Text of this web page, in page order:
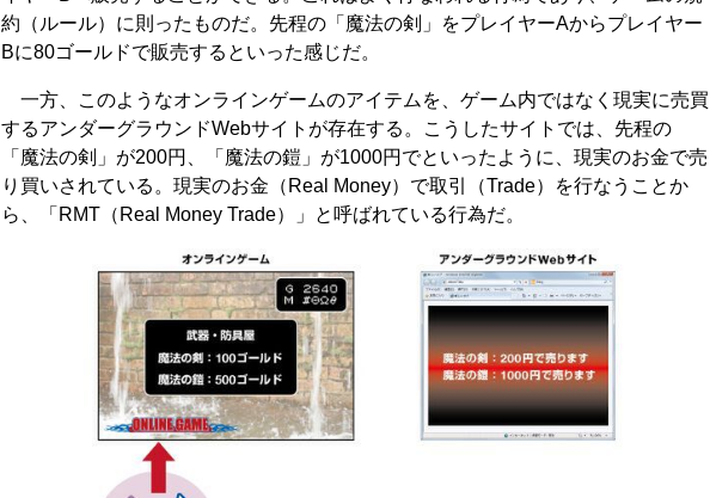
約（ルール）に則ったものだ。先程の「魔法の剣」をプレイヤーAからプレイヤー
Bに80ゴールドで販売するといった感じだ。
一方、このようなオンラインゲームのアイテムを、ゲーム内ではなく現実に売買
するアンダーグラウンドWebサイトが存在する。こうしたサイトでは、先程の
「魔法の剣」が200円、「魔法の鎧」が1000円でといったように、現実のお金で売
り買いされている。現実のお金（Real Money）で取引（Trade）を行なうことか
ら、「RMT（Real Money Trade）」と呼ばれている行為だ。